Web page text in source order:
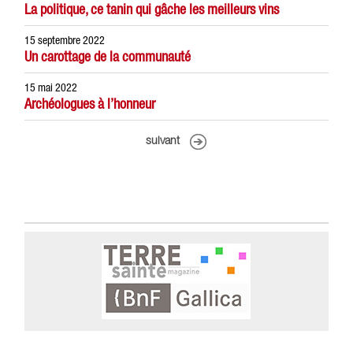
La politique, ce tanin qui gâche les meilleurs vins
15 septembre 2022
Un carottage de la communauté
15 mai 2022
Archéologues à l’honneur
suivant